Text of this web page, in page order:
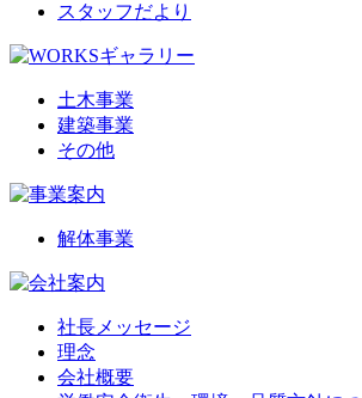
スタッフだより
土木事業
建築事業
その他
解体事業
社長メッセージ
理念
会社概要